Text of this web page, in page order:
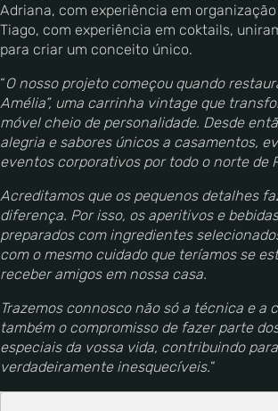
Adriana, com experiência em
Tiago, com experiência em coktails,
para criar um conceito único.
“O nosso projeto começou quando
Amélia”, uma carrinha vintage que
móvel cheio de personalidade. Desde
alegria e sabores únicos a casamentos,
eventos corporativos por todo o norte de
Acreditamos que os pequenos detalhes
diferença. Por isso, os aperitivos e
preparados com ingredientes
com o mesmo cuidado que teríamos se
receber amigos em nossa casa.
Trazemos connosco não só a técnica e a
também o compromisso de fazer parte
especiais da vossa vida, contribuindo
verdadeiramente inesquecíveis.”